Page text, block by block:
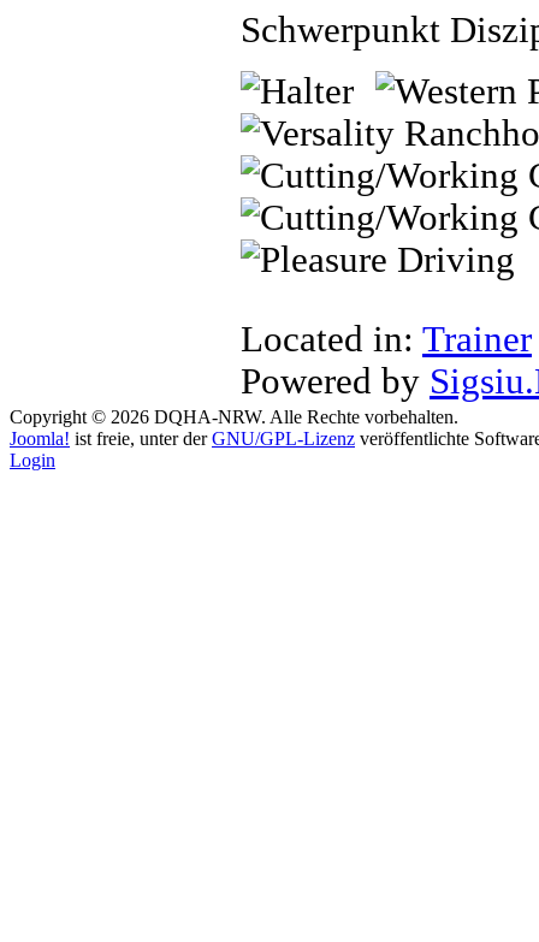
Schwerpunkt
Located in: Trainer
Powered by
Copyright © 2026 DQHA-NRW. Alle Rechte vorbehalten.
Joomla! ist freie, unter derGNU/GPL-Lizenz veröffentlichte
Login